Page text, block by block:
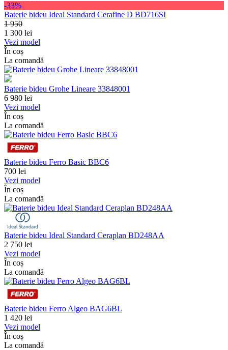
-33%
Baterie bideu Ideal Standard Cerafine D BD716SI
1 950
1 300 lei
Vezi model
În coș
La comandă
Baterie bideu Grohe Lineare 33848001
6 980 lei
Vezi model
În coș
La comandă
Baterie bideu Ferro Basic BBC6
700 lei
Vezi model
În coș
La comandă
Baterie bideu Ideal Standard Ceraplan BD248AA
2 750 lei
Vezi model
În coș
La comandă
Baterie bideu Ferro Algeo BAG6BL
1 420 lei
Vezi model
În coș
La comandă